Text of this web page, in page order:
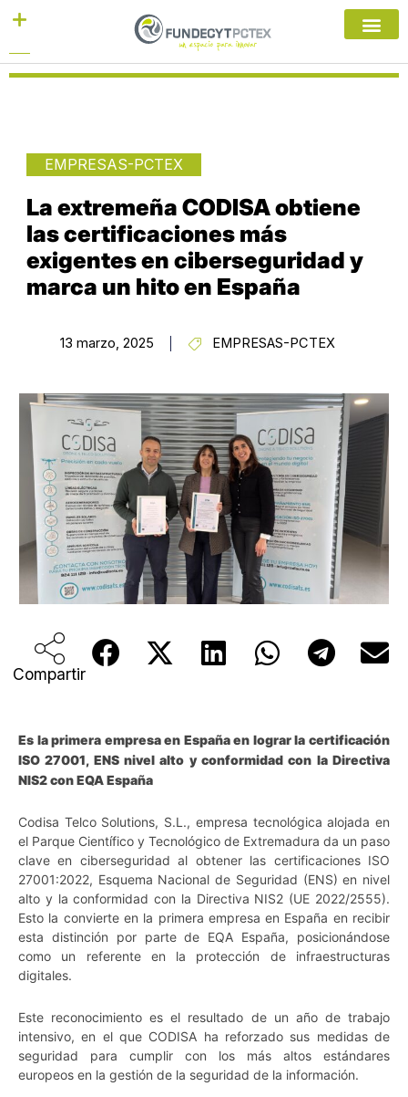
EMPRESAS-PCTEX
La extremeña CODISA obtiene
las certificaciones más
exigentes en ciberseguridad y
marca un hito en España
13 marzo, 2025 EMPRESAS-PCTEX
Compartir
Es la primera empresa en España en lograr la certificación
ISO 27001, ENS nivel alto y conformidad con la Directiva
NIS2 con EQA España
Codisa Telco Solutions, S.L., empresa tecnológica alojada en
el Parque Científico y Tecnológico de Extremadura da un paso
clave en ciberseguridad al obtener las certificaciones ISO
27001:2022, Esquema Nacional de Seguridad (ENS) en nivel
alto y la conformidad con la Directiva NIS2 (UE 2022/2555).
Esto la convierte en la primera empresa en España en recibir
esta distinción por parte de EQA España, posicionándose
como un referente en la protección de infraestructuras
digitales.
Este reconocimiento es el resultado de un año de trabajo
intensivo, en el que CODISA ha reforzado sus medidas de
seguridad para cumplir con los más altos estándares
europeos en la gestión de la seguridad de la información.